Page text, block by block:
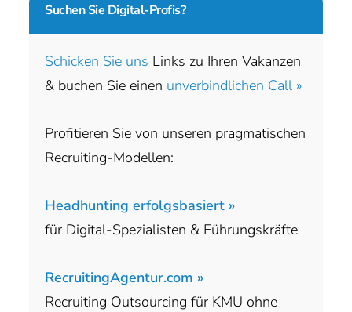
Suchen Sie Digital-Profis?
Schicken Sie uns Links zu Ihren Vakanzen
& buchen Sie einen unverbindlichen Call »
Profitieren Sie von unseren pragmatischen
Recruiting-Modellen:
Headhunting erfolgsbasiert »
für Digital-Spezialisten & Führungskräfte
RecruitingAgentur.com »
Recruiting Outsourcing für KMU ohne